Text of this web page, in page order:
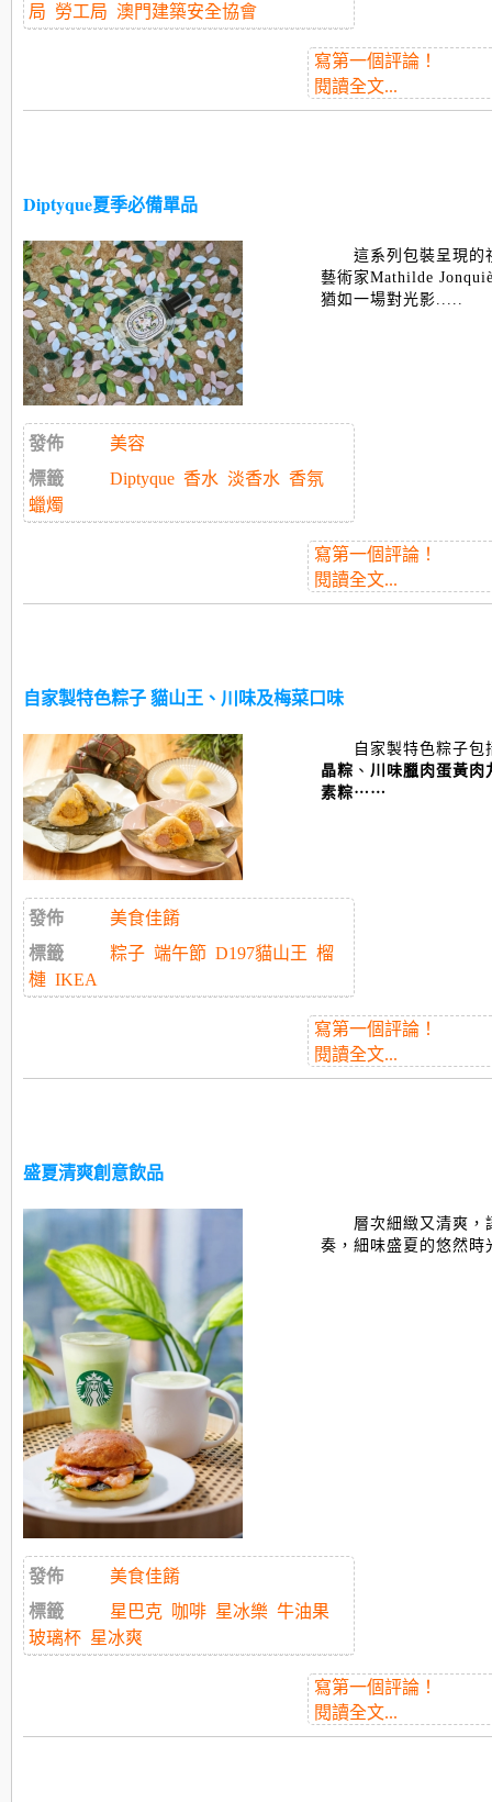
局 勞工局 澳門建築安全協會
寫第一個評論！
閱讀全文...
Diptyque夏季必備單品
這系列包裝呈現的
藝術家Mathilde
猶如一場對光影.....
發佈
美容
標籤
Diptyque 香水 淡香水 香氛
蠟燭
寫第一個評論！
閱讀全文...
自家製特色粽子 貓山王、川味及梅菜口味
自家製特色粽子
晶粽 、 川味臘肉蛋黃肉
素粽⋯⋯
發佈
美食佳餚
標籤
粽子 端午節 D197貓山王 榴
槤 IKEA
寫第一個評論！
閱讀全文...
盛夏清爽創意飲品
層次細緻又清爽，
奏，細味盛夏的悠然
發佈
美食佳餚
標籤
星巴克 咖啡 星冰樂 牛油果
玻璃杯 星冰爽
寫第一個評論！
閱讀全文...